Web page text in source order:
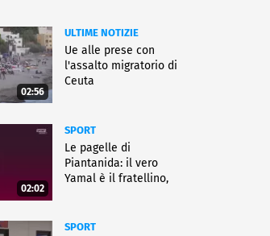
02:56
ULTIME NOTIZIE
Ue alle prese con
l'assalto migratorio di
Ceuta
02:02
SPORT
Le pagelle di
Piantanida: il vero
Yamal è il fratellino,
SPORT